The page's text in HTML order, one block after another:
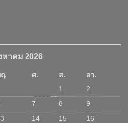
หาคม 2026
. ศ. ส.
อา.
1
2
7 8
9
14 15
16